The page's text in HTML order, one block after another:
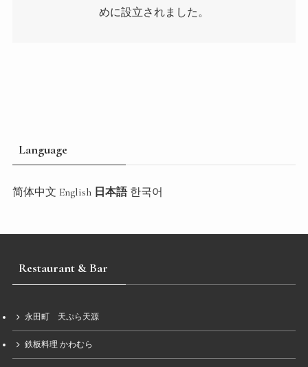
めに設立されました。
Language
简体中文 English 日本語 한국어
Restaurant & Bar
永田町 天ぷら天源
鉄板料理 かわむら